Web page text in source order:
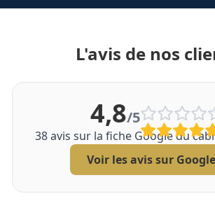
L'avis de nos
4,8/5
38avis sur la fiche Google du
Voir les avis sur Google